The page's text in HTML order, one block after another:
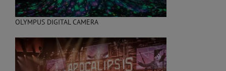
OLYMPUS DIGITAL CAMERA